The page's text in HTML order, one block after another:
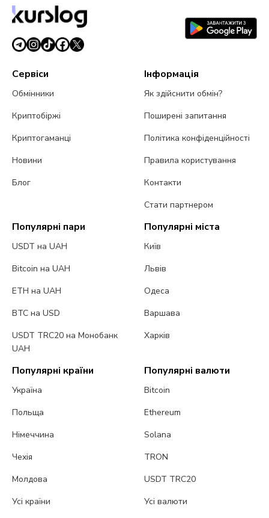
30 липня 2026 р.4 хв читання
Сервіси
Обмінники
Криптобіржі
Криптогаманці
Новини
Блог
Інформація
Як здійснити обмін?
Поширені запитання
Політика конфіденційності
Правила користування
Контакти
Стати партнером
Популярні пари
USDT на UAH
Bitcoin на UAH
ETH на UAH
BTC на USD
USDT TRC20 на Монобанк
UAH
Популярні міста
Київ
Львів
Одеса
Варшава
Харків
Популярні країни
Україна
Польща
Німеччина
Чехія
Молдова
Усі країни
Популярні валюти
Bitcoin
Ethereum
Solana
TRON
USDT TRC20
Усі валюти